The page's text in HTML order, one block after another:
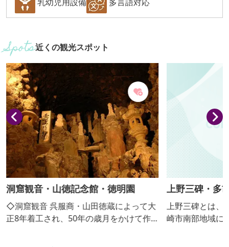
近くの観光スポット
洞窟観音・山徳記念館・徳明園
◇洞窟観音 呉服商・山田徳蔵によって大
正8年着工され、50年の歳月をかけて作
上野三碑・多
上野三碑とは、
崎市南部地域に